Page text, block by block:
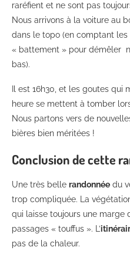
raréfient et ne sont pas
Nous arrivons à la voiture au
dans le topo (en comptant
« battement » pour démêler
bas).
Il est 16h30, et les goutes qui
heure se mettent à tomber
Nous partons vers de
bières bien méritées !
Conclusion de cette
Une très belle randonnée du
trop compliquée. La
qui laisse toujours une
passages « touffus ». L’
pas de la chaleur.